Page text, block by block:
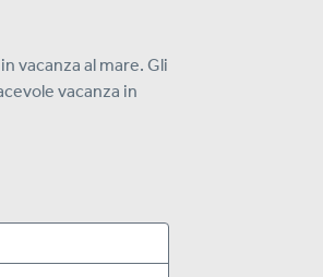
vacanza al mare. Gli
vacanza in